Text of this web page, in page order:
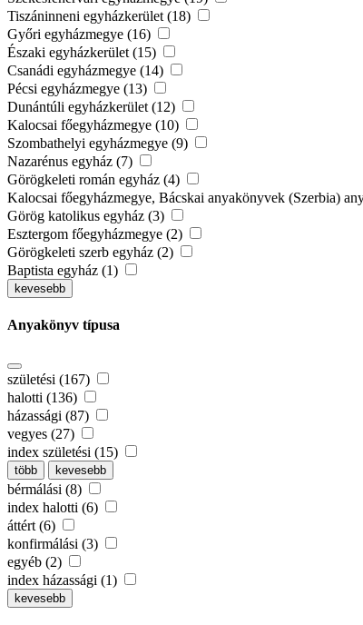
Tiszáninneni egyházkerület (18)
Győri egyházmegye (16)
Északi egyházkerület (15)
Csanádi egyházmegye (14)
Pécsi egyházmegye (13)
Dunántúli egyházkerület (12)
Kalocsai főegyházmegye (10)
Szombathelyi egyházmegye (9)
Nazarénus egyház (7)
Görögkeleti román egyház (4)
Kalocsai főegyházmegye, Bácskai anyakönyvek (Szerbia)
Görög katolikus egyház (3)
Esztergom főegyházmegye (2)
Görögkeleti szerb egyház (2)
Baptista egyház (1)
kevesebb
Anyakönyv típusa
születési (167)
halotti (136)
házassági (87)
vegyes (27)
index születési (15)
több kevesebb
bérmálási (8)
index halotti (6)
áttért (6)
konfirmálási (3)
egyéb (2)
index házassági (1)
kevesebb